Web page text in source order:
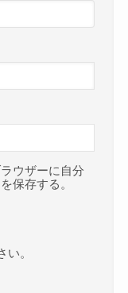
ウザーに自分
保存する。
い。